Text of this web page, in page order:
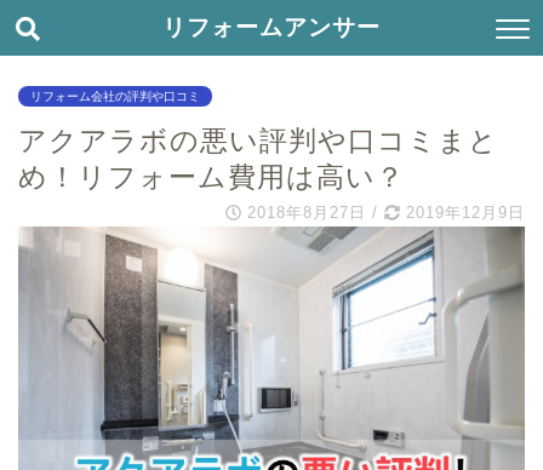
リフォームアンサー
リフォーム会社の評判や口コミ
アクアラボの悪い評判や口コミまと
め！リフォーム費用は高い？
2018年8月27日 / 2019年12月9日